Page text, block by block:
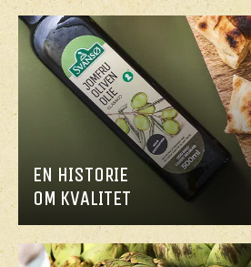
EN HISTORIE
OM KVALITET